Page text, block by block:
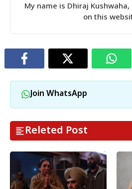
My name is Dhiraj
on this
Join WhatsApp
Releted Post